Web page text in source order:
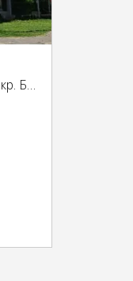
Солнечногорский р-н, пос. Жуково, мкр. Берёзки, д. 16